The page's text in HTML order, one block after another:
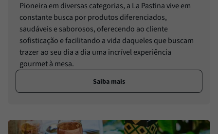
Pioneira em diversas categorias, a La Pastina vive em
constante busca por produtos diferenciados,
saudáveis e saborosos, oferecendo ao cliente
sofisticação e facilitando a vida daqueles que buscam
trazer ao seu dia a dia uma incrível experiência
gourmet à mesa.
Saiba mais